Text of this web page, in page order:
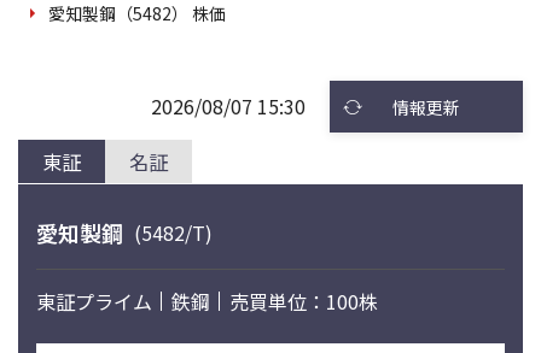
愛知製鋼（5482） 株価
東証 名証
2026/08/07 15:30 情報更新
愛知製鋼 (5482/T)
東証プライム 鉄鋼 売買単位：100株